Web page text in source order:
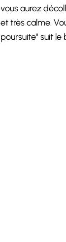
vous aurez
et très calme.
poursuite" suit le